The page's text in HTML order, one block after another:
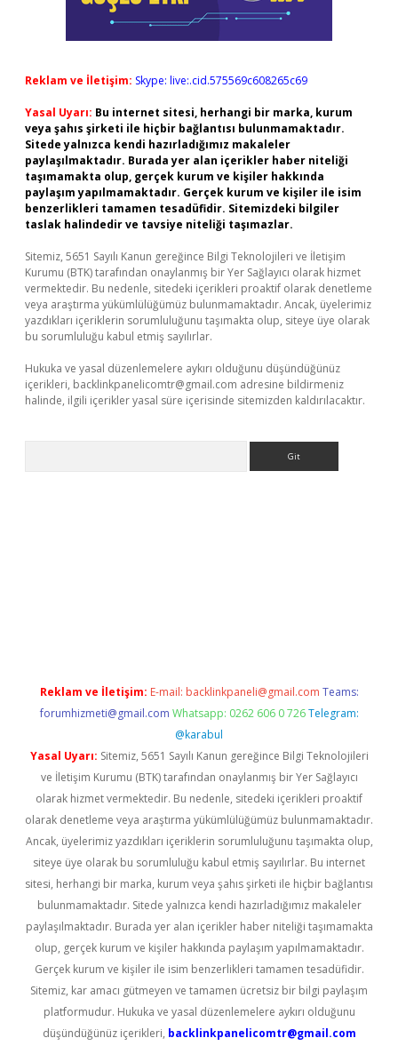
Reklam ve İletişim: Skype: live:.cid.575569c608265c69
Yasal Uyarı: Bu internet sitesi, herhangi bir marka, kurum
veya şahıs şirketi ile hiçbir bağlantısı bulunmamaktadır.
Sitede yalnızca kendi hazırladığımız makaleler
paylaşılmaktadır. Burada yer alan içerikler haber niteliği
taşımamakta olup, gerçek kurum ve kişiler hakkında
paylaşım yapılmamaktadır. Gerçek kurum ve kişiler ile isim
benzerlikleri tamamen tesadüfidir. Sitemizdeki bilgiler
taslak halindedir ve tavsiye niteliği taşımazlar.
Sitemiz, 5651 Sayılı Kanun gereğince Bilgi Teknolojileri ve İletişim
Kurumu (BTK) tarafından onaylanmış bir Yer Sağlayıcı olarak hizmet
vermektedir. Bu nedenle, sitedeki içerikleri proaktif olarak denetleme
veya araştırma yükümlülüğümüz bulunmamaktadır. Ancak, üyelerimiz
yazdıkları içeriklerin sorumluluğunu taşımakta olup, siteye üye olarak
bu sorumluluğu kabul etmiş sayılırlar.
Hukuka ve yasal düzenlemelere aykırı olduğunu düşündüğünüz
içerikleri, backlinkpanelicomtr@gmail.com adresine bildirmeniz
halinde, ilgili içerikler yasal süre içerisinde sitemizden kaldırılacaktır.
Reklam ve İletişim: E-mail: backlinkpaneli@gmail.com Teams:
forumhizmeti@gmail.com Whatsapp: 0262 606 0 726 Telegram:
@karabul
Yasal Uyarı: Sitemiz, 5651 Sayılı Kanun gereğince Bilgi Teknolojileri
ve İletişim Kurumu (BTK) tarafından onaylanmış bir Yer Sağlayıcı
olarak hizmet vermektedir. Bu nedenle, sitedeki içerikleri proaktif
olarak denetleme veya araştırma yükümlülüğümüz bulunmamaktadır.
Ancak, üyelerimiz yazdıkları içeriklerin sorumluluğunu taşımakta olup,
siteye üye olarak bu sorumluluğu kabul etmiş sayılırlar. Bu internet
sitesi, herhangi bir marka, kurum veya şahıs şirketi ile hiçbir bağlantısı
bulunmamaktadır. Sitede yalnızca kendi hazırladığımız makaleler
paylaşılmaktadır. Burada yer alan içerikler haber niteliği taşımamakta
olup, gerçek kurum ve kişiler hakkında paylaşım yapılmamaktadır.
Gerçek kurum ve kişiler ile isim benzerlikleri tamamen tesadüfidir.
Sitemiz, kar amacı gütmeyen ve tamamen ücretsiz bir bilgi paylaşım
platformudur. Hukuka ve yasal düzenlemelere aykırı olduğunu
düşündüğünüz içerikleri, backlinkpanelicomtr@gmail.com